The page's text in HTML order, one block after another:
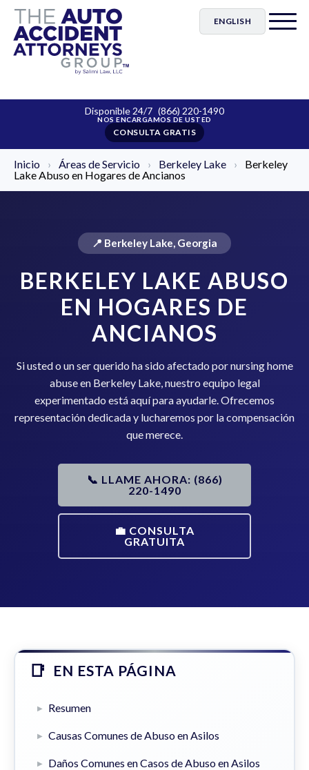
ENGLISH
Disponible 24/7 (866) 220-1490
CONSULTA GRATIS
Inicio › Áreas de Servicio › Berkeley Lake ›
Berkeley
Lake Abuso en Hogares de Ancianos
📍 Berkeley Lake, Georgia
BERKELEY LAKE ABUSO
EN HOGARES DE
ANCIANOS
Si usted o un ser querido ha sido afectado por nursing home
abuse en Berkeley Lake, nuestro equipo legal
experimentado está aquí para ayudarle. Ofrecemos
representación dedicada y lucharemos por la compensación
que merece.
📞 LLAME AHORA: (866)
220-1490
💼 CONSULTA
GRATUITA
EN ESTA PÁGINA
Resumen
Causas Comunes de Abuso en Asilos
Daños Comunes en Casos de Abuso en Asilos